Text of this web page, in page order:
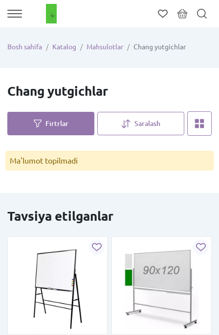
Bosh sahifa Katalog Mahsulotlar Chang yutgichlar
Chang yutgichlar
Firtrlar Saralash
Ma'lumot topilmadi
Tavsiya etilganlar